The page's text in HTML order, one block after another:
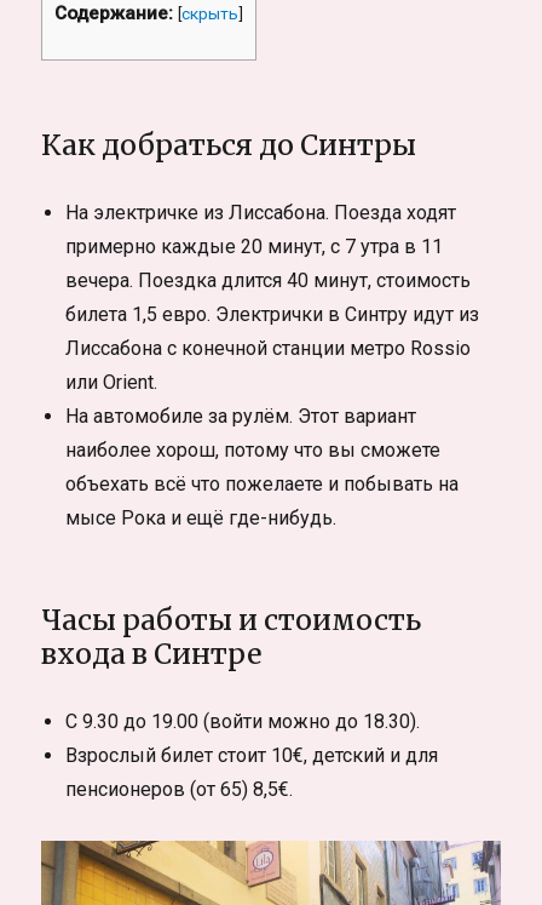
Содержание: [скрыть]
Как добраться до Синтры
На электричке из Лиссабона. Поезда ходят
примерно каждые 20 минут, с 7 утра в 11
вечера. Поездка длится 40 минут, стоимость
билета 1,5 евро. Электрички в Синтру идут из
Лиссабона с конечной станции метро Rossio
или Orient.
На автомобиле за рулём. Этот вариант
наиболее хорош, потому что вы сможете
объехать всё что пожелаете и побывать на
мысе Рока и ещё где-нибудь.
Часы работы и стоимость
входа в Синтре
С 9.30 до 19.00 (войти можно до 18.30).
Взрослый билет стоит 10€, детский и для
пенсионеров (от 65) 8,5€.